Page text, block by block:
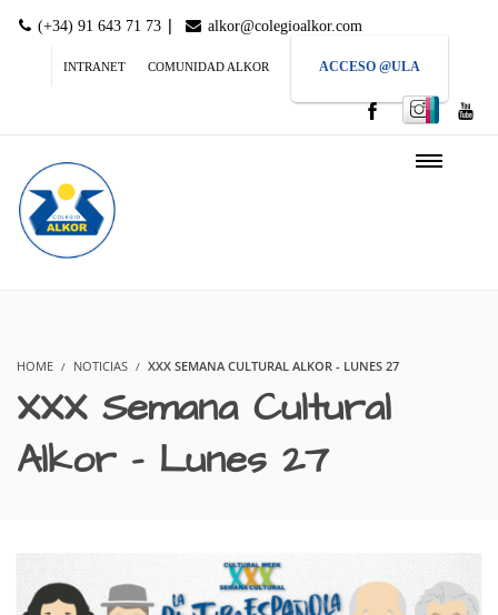
(+34) 91 643 71 73 | alkor@colegioalkor.com
INTRANET COMUNIDAD ALKOR ACCESO @ULA
HOME NOTICIAS XXX SEMANA CULTURAL ALKOR - LUNES 27
XXX Semana Cultural
Alkor – Lunes 27